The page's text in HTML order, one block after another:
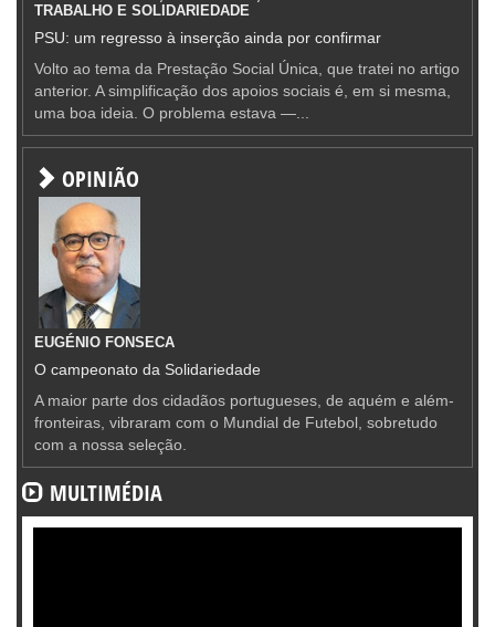
TRABALHO E SOLIDARIEDADE
PSU: um regresso à inserção ainda por confirmar
Volto ao tema da Prestação Social Única, que tratei no artigo
anterior. A simplificação dos apoios sociais é, em si mesma,
uma boa ideia. O problema estava —...
OPINIÃO
EUGÉNIO FONSECA
O campeonato da Solidariedade
A maior parte dos cidadãos portugueses, de aquém e além-
fronteiras, vibraram com o Mundial de Futebol, sobretudo
com a nossa seleção.
MULTIMÉDIA